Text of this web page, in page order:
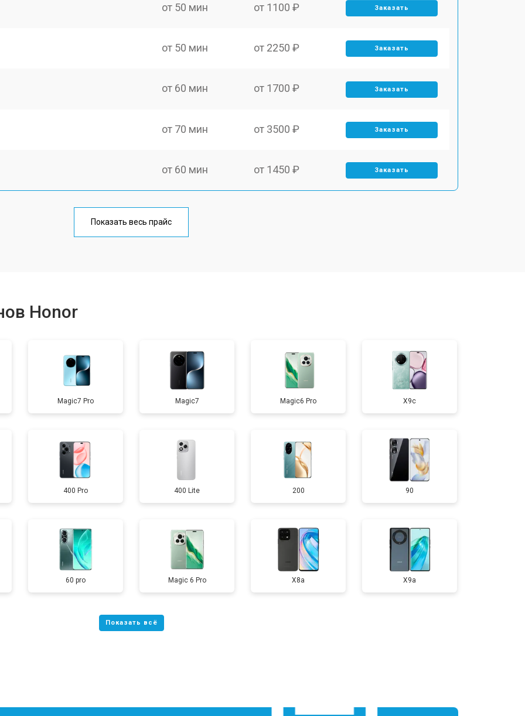
от 50 мин от 1100 ₽ Заказать
от 50 мин от 2250 ₽ Заказать
от 60 мин от 1700 ₽ Заказать
от 70 мин от 3500 ₽ Заказать
от 60 мин от 1450 ₽ Заказать
от 50 мин
от 80 мин от 2700 ₽ Заказать
от 40 мин от 950 ₽ Заказать
от 70 мин от 1750 ₽ Заказать
от 60 мин от 3200 ₽ Заказать
от 60 мин от 1400 ₽ Заказать
Показать весь прайс
Honor
Magic7 Pro Magic7 Magic6 Pro X9c
400 Pro 400 Lite 200 90
60 pro Magic 6 Pro X8a X9a